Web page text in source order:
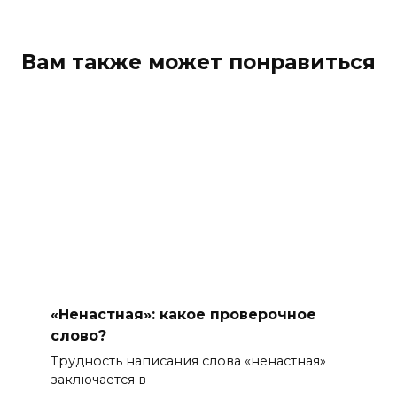
Вам также может понравиться
«Ненастная»: какое проверочное
слово?
Трудность написания слова «ненастная»
заключается в